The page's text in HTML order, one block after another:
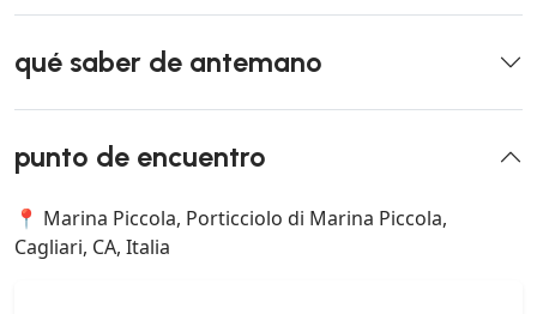
qué saber de antemano
punto de encuentro
📍 Marina Piccola, Porticciolo di Marina Piccola,
Cagliari, CA, Italia